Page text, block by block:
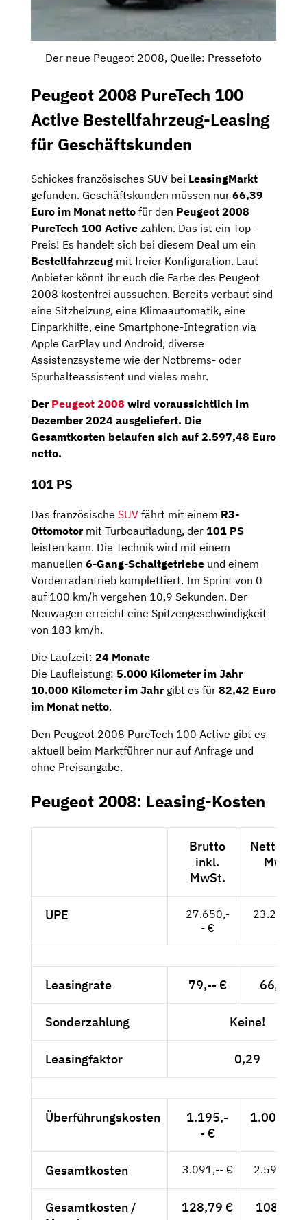
Der neue Peugeot 2008, Quelle: Pressefoto
Peugeot 2008 PureTech 100
Active Bestellfahrzeug-Leasing
für Geschäftskunden
Schickes französisches SUV bei LeasingMarkt
gefunden. Geschäftskunden müssen nur 66,39
Euro im Monat netto für den Peugeot 2008
PureTech 100 Active zahlen. Das ist ein Top-
Preis! Es handelt sich bei diesem Deal um ein
Bestellfahrzeug mit freier Konfiguration. Laut
Anbieter könnt ihr euch die Farbe des Peugeot
2008 kostenfrei aussuchen. Bereits verbaut sind
eine Sitzheizung, eine Klimaautomatik, eine
Einparkhilfe, eine Smartphone-Integration via
Apple CarPlay und Android, diverse
Assistenzsysteme wie der Notbrems- oder
Spurhalteassistent und vieles mehr.
Der Peugeot 2008 wird voraussichtlich im
Dezember 2024 ausgeliefert. Die
Gesamtkosten belaufen sich auf 2.597,48 Euro
netto.
101 PS
Das französische SUV fährt mit einem R3-
Ottomotormit Turboaufladung, der 101 PS
leisten kann. Die Technik wird mit einem
manuellen 6-Gang-Schaltgetriebe und einem
Vorderradantrieb komplettiert. Im Sprint von 0
auf 100 km/h vergehen 10,9 Sekunden. Der
Neuwagen erreicht eine Spitzengeschwindigkeit
von 183 km/h.
Die Laufzeit: 24 Monate
Die Laufleistung: 5.000 Kilometer im Jahr
10.000 Kilometer im Jahrgibt es für 82,42 Euro
im Monat netto.
Den Peugeot 2008 PureTech 100 Active gibt es
aktuell beim Marktführer nur auf Anfrage und
ohne Preisangabe.
Peugeot 2008: Leasing-Kosten
Brutto
inkl.
MwSt.
Netto
MwSt.
UPE
27.650,-
- €
23.235,--
Leasingrate 79,-- € 66,39 €
Sonderzahlung Keine!
Leasingfaktor 0,29
Überführungskosten
1.195,-
- €
1.004,20
Gesamtkosten 3.091,-- € 2.597,48
Gesamtkosten /
128,79 € 108,23 €